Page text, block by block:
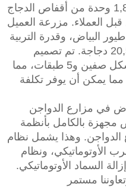
لحل مشكلة كيفية استخدام 1,800 وحدة من أقفاص الدجاج
دجاجة من قبل العملاء. مزرعة العميل
البياض، وقدرة التربية
لمشروع الطبقات الأول هو 20,520 دجاجة. تم تصميم
تخطيط الطبقات للعملاء على شكل صفين و5 طبقات، مما
يمكن أن يوفر تكلفة
في مزارع الدواجن
مجهزة بالكامل بأنظمة
الدواجن. وهذا يشمل نظام
الأوتوماتيكي، ونظام
السماد الأوتوماتيكي.
مستمر